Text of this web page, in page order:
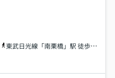
東武日光線「南栗橋」駅 徒歩53分